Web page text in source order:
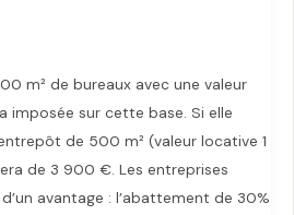
m² de bureaux avec une valeur
sur cette base. Si elle
de 500 m² (valeur locative 1
de 3 900 €. Les entreprises
avantage : l’abattement de 30%